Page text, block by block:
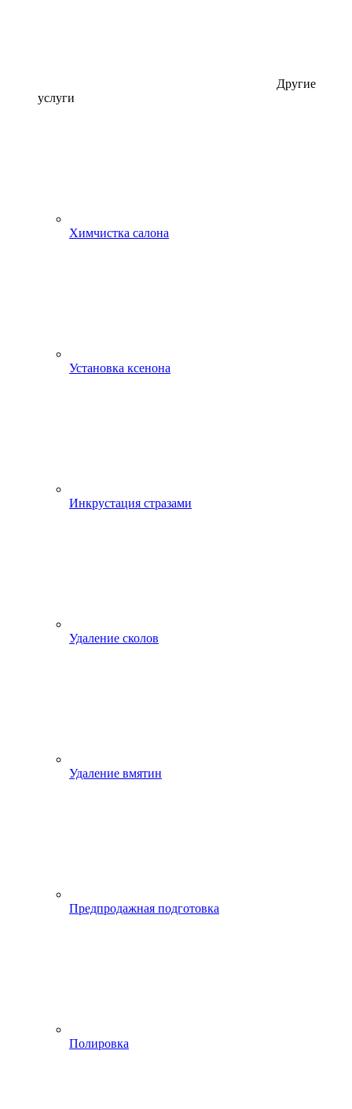
Другие
услуги
Химчистка салона
Установка ксенона
Инкрустация стразами
Удаление сколов
Удаление вмятин
Предпродажная подготовка
Полировка